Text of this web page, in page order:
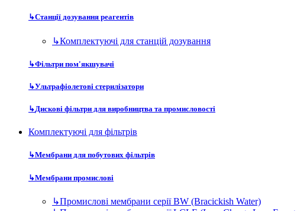
↳Станції дозування реагентів
↳Комплектуючі для станцій дозування
↳Фільтри пом'якшувачі
↳Ультрафіолетові стерилізатори
↳Дискові фільтри для виробництва та промисловості
Комплектуючі для фільтрів
↳Мембрани для побутових фільтрів
↳Мембрани промислові
↳Промислові мембрани серії BW (Bracickish Water)